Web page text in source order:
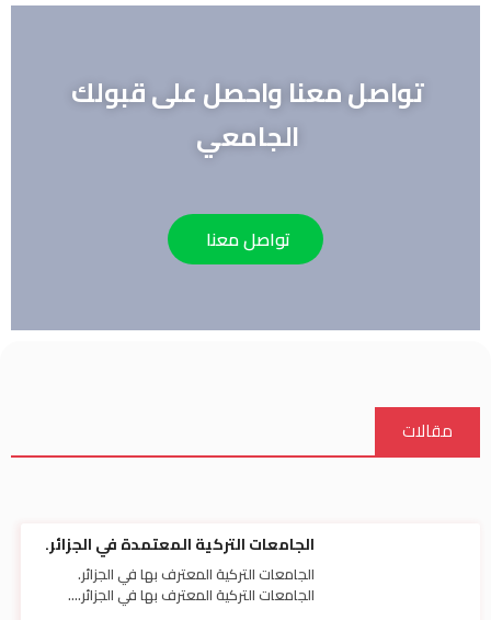
تواصل معنا واحصل على قبولك
الجامعي
تواصل معنا
مقالات
الجامعات التركية المعتمدة في الجزائر.
الجامعات التركية المعترف بها في الجزائر.
الجامعات التركية المعترف بها في الجزائر....